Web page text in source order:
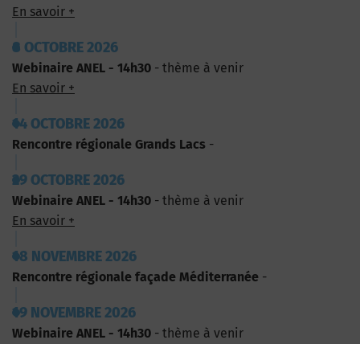
En savoir +
8 OCTOBRE 2026
Webinaire ANEL - 14h30 - thème à venir
En savoir +
14 OCTOBRE 2026
Rencontre régionale Grands Lacs -
29 OCTOBRE 2026
Webinaire ANEL - 14h30 - thème à venir
En savoir +
18 NOVEMBRE 2026
Rencontre régionale façade Méditerranée -
19 NOVEMBRE 2026
Webinaire ANEL - 14h30 - thème à venir